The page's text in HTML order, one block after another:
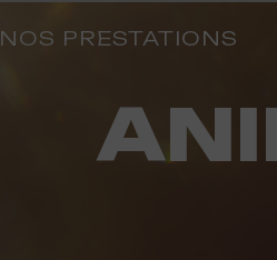
NOS PRESTATIONS
ANIMATION FOIRE